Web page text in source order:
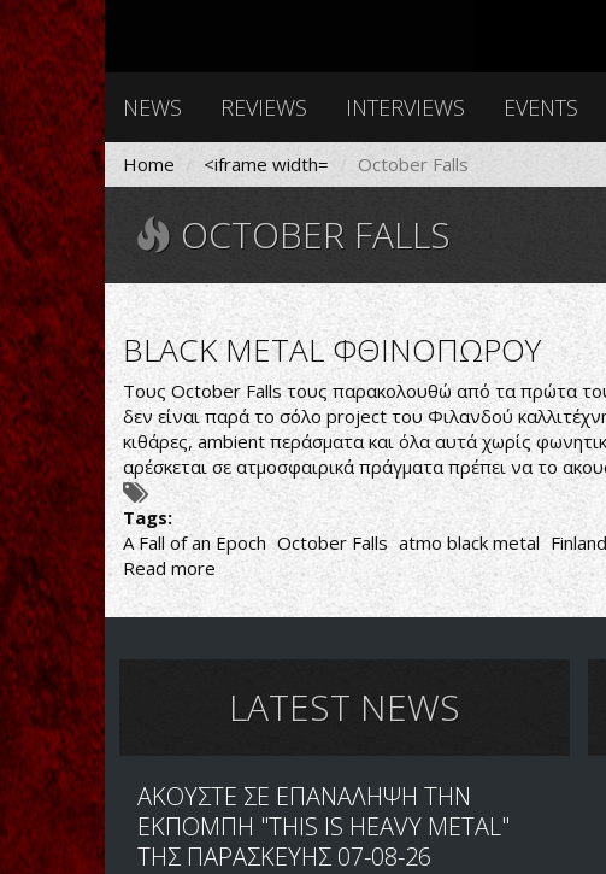
NEWS REVIEWS INTERVIEWS EVENTS
Home <iframe width= October Falls
OCTOBER FALLS
BLACK METAL ΦΘΙΝΟΠΩΡΟΥ
Τους October Falls τους παρακολουθώ από τα πρώτα
δεν είναι παρά το σόλο project του Φιλανδού
κιθάρες, ambient περάσματα και όλα αυτά χωρίς
αρέσκεται σε ατμοσφαιρικά πράγματα πρέπει να το
Tags:
A Fall of an Epoch October Falls atmo black metal Finland
Read more about
BLACK
METAL
LATEST NEWS
ΑΚΟΥΣΤΕ ΣΕ ΕΠΑΝΑΛΗΨΗ ΤΗΝ
ΕΚΠΟΜΠΗ "THIS IS HEAVY METAL"
ΤΗΣ ΠΑΡΑΣΚΕΥΗΣ 07-08-26